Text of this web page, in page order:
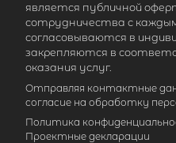
является публичной
сотрудничества с
согласовываются в
закрепляются в
оказания услуг.
Отправляя контактные
согласие на обработку
Политика
Проектные декларации